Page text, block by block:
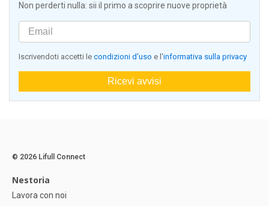
Non perderti nulla: sii il primo a scoprire nuove proprietà
Iscrivendoti accetti le condizioni d'uso e l'informativa sulla privacy
Ricevi avvisi
© 2026 Lifull Connect
Nestoria
Lavora con noi